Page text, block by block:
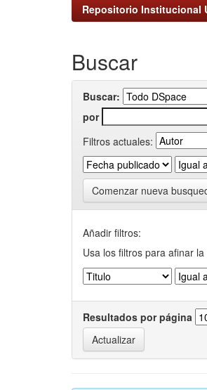
Repositorio Institucional
Buscar
Buscar:
por
Filtros actuales:
Comenzar nueva
Añadir filtros:
Usa los filtros para afinar
Resultados por página